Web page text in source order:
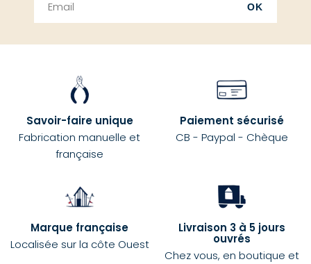
OK
Savoir-faire unique
Fabrication manuelle et
française
Paiement sécurisé
CB - Paypal - Chèque
Marque française
Localisée sur la côte Ouest
Livraison 3 à 5 jours
ouvrés
Chez vous, en boutique et